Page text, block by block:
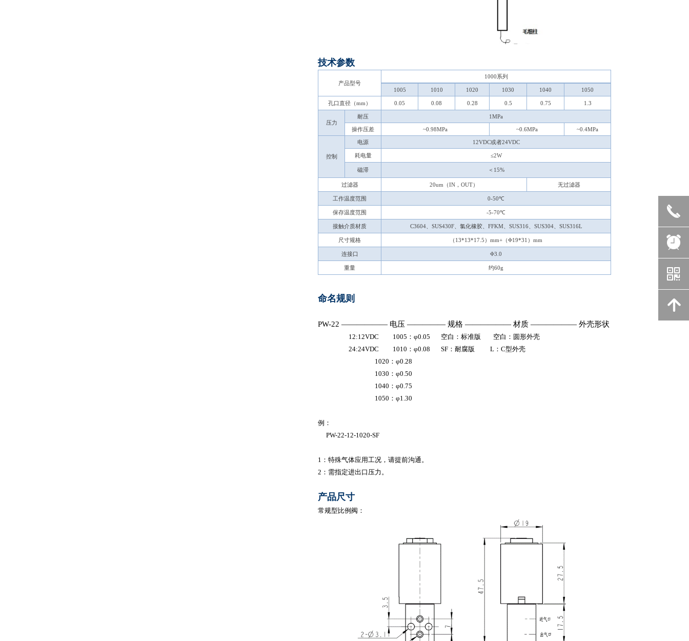
技术参数
产品型号
1000系列
1005 1010 1020 1030 1040 1050
孔口直径（mm） 0.05 0.08 0.28 0.5 0.75 1.3
压力
耐压 1MPa
操作压差 ~0.98MPa ~0.6MPa ~0.4MPa
控制
电源 12VDC或者24VDC
耗电量 ≤2W
磁滞 ＜15%
过滤器 20um （IN，OUT） 无过滤器
工作温度范围 0-50℃
保存温度范围 -5-70℃
接触介质材质 C3604、SUS430F、氯化橡胶、FFKM、SUS316、SUS304、SUS316L
尺寸规格 （13*13*17.5）mm+（Φ19*31）mm
连接口 Φ3.0
重量 约60g
命名规则
PW-22 —————— 电压 ————— 规格 —————— 材质 —————— 外壳形状
12:12VDC 1005： φ0.05 空白：标准版 空白：圆形外壳
24:24VDC 1010：φ0.08 SF ：耐腐版 L ： C型外壳
1020： φ0.28
1030 ： φ0.50
1040 ： φ0.75
1050 ： φ1.30
例：
PW-22-12-1020-SF
1 ： 特殊气体应用工况，请提前沟通。
2 ： 需指定进出口 压力 。
产品尺寸
常规型 比例阀 ：
끅
뀥
낃
녕